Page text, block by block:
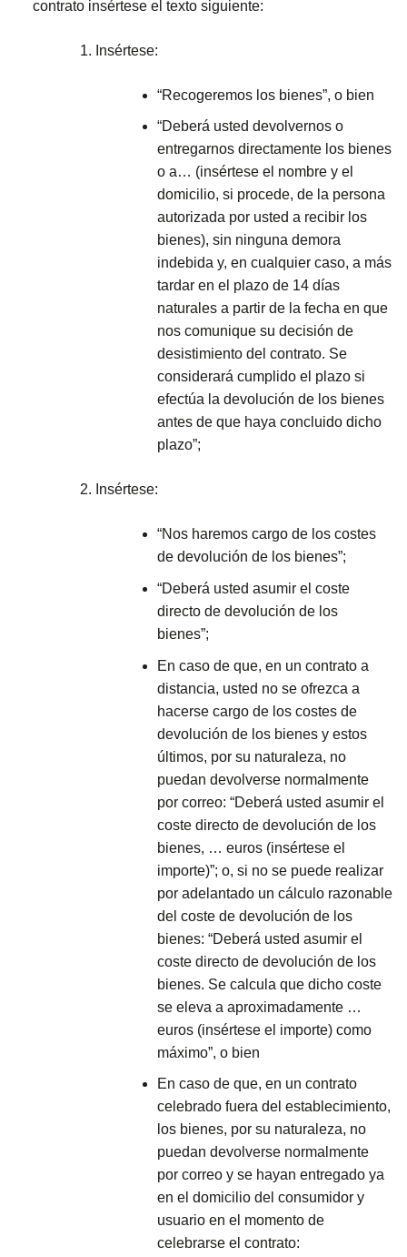
contrato insértese el texto siguiente:
Insértese:
“Recogeremos los bienes”, o bien
“Deberá usted devolvernos o
entregarnos directamente los bienes
o a… (insértese el nombre y el
domicilio, si procede, de la persona
autorizada por usted a recibir los
bienes), sin ninguna demora
indebida y, en cualquier caso, a más
tardar en el plazo de 14 días
naturales a partir de la fecha en que
nos comunique su decisión de
desistimiento del contrato. Se
considerará cumplido el plazo si
efectúa la devolución de los bienes
antes de que haya concluido dicho
plazo”;
Insértese:
“Nos haremos cargo de los costes
de devolución de los bienes”;
“Deberá usted asumir el coste
directo de devolución de los
bienes”;
En caso de que, en un contrato a
distancia, usted no se ofrezca a
hacerse cargo de los costes de
devolución de los bienes y estos
últimos, por su naturaleza, no
puedan devolverse normalmente
por correo: “Deberá usted asumir el
coste directo de devolución de los
bienes, … euros (insértese el
importe)”; o, si no se puede realizar
por adelantado un cálculo razonable
del coste de devolución de los
bienes: “Deberá usted asumir el
coste directo de devolución de los
bienes. Se calcula que dicho coste
se eleva a aproximadamente …
euros (insértese el importe) como
máximo”, o bien
En caso de que, en un contrato
celebrado fuera del establecimiento,
los bienes, por su naturaleza, no
puedan devolverse normalmente
por correo y se hayan entregado ya
en el domicilio del consumidor y
usuario en el momento de
celebrarse el contrato: